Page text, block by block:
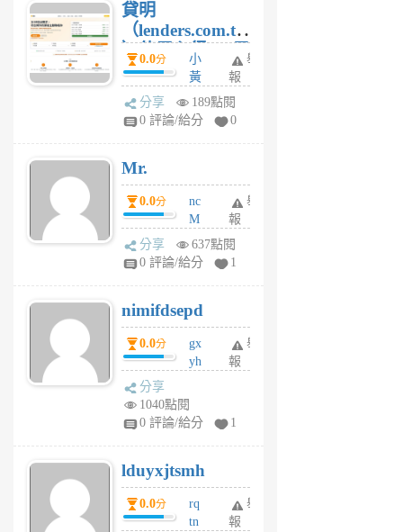
貸明
（lenders.com.tw
）使用心得 — 民
間貸款比較平台
體驗
0.0分
小
黃
蜂
4
舉
報
分享
189點閱
0 評論/給分
0
Mr.
0.0分
nc
M
U
F
U
5
個
月
舉
報
分享
637點閱
0 評論/給分
1
nimifdsepd
0.0分
gx
yh
jl
月
前
舉
報
分享
1040點閱
0 評論/給分
1
lduyxjtsmh
0.0分
rq
tn
舉
報